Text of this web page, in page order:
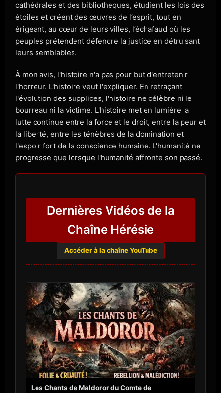
cathédrales et des bibliothèques, étudient les lois des
étoiles et créent des œuvres de l’esprit, tout en
érigeant, au cœur de leurs villes, l’échafaud où les
peuples prétendent défendre la justice en détruisant
leurs semblables.
À mon avis, l'histoire n'a pas pour but d'entretenir
l'horreur. L'histoire veut l'expliquer. En retraçant
l'évolution des supplices, l'histoire ne célèbre ni le
bourreau ni la victime. L'histoire met en lumière la
lutte continue entre la force et le droit, entre la peur et
la liberté, entre les ténèbres de la domination et
l'espoir fort de la conscience humaine. L'humanité ne
progresse que lorsque l'humanité affronte son passé.
Dernières Vidéos de la
Chaîne Hérésie
Accéder à la chaîne YouTube
Les Chants de Maldoror du Comte de